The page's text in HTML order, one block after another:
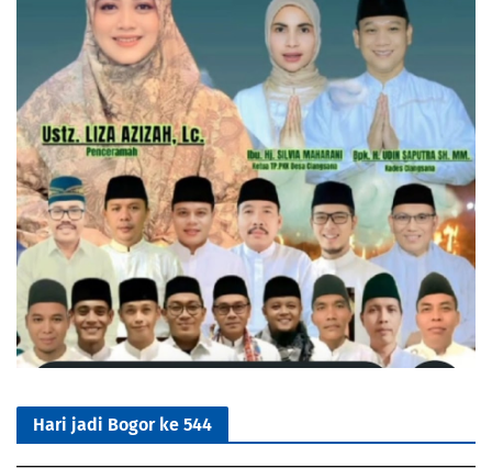
Hari jadi Bogor ke 544